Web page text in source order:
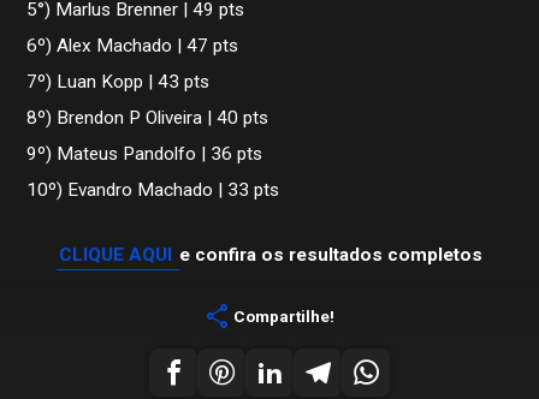
5°) Marlus Brenner | 49 pts
6º) Alex Machado | 47 pts
7º) Luan Kopp | 43 pts
8º) Brendon P Oliveira | 40 pts
9º) Mateus Pandolfo | 36 pts
10º) Evandro Machado | 33 pts
CLIQUE AQUI e confira os resultados completos
share Compartilhe!